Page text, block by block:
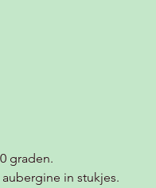
graden.
in stukjes.